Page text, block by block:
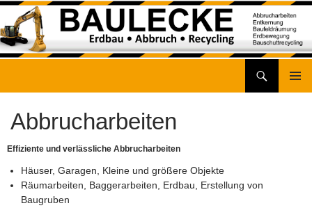
springen
Abbrucharbeiten
Effiziente und verlässliche Abbrucharbeiten
Häuser, Garagen, Kleine und größere Objekte
Räumarbeiten, Baggerarbeiten, Erdbau, Erstellung von
Baugruben